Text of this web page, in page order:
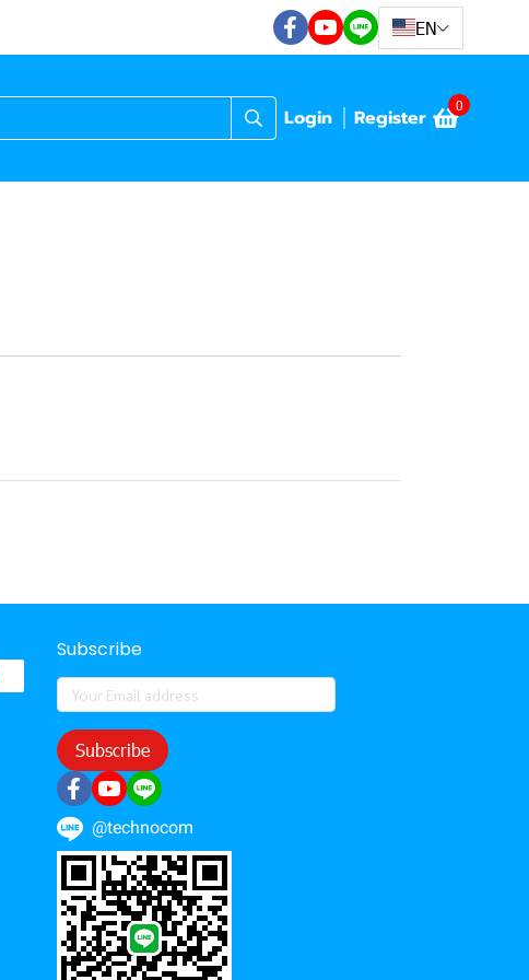
EN
Login Register 0
Subscribe
Subscribe
@technocom